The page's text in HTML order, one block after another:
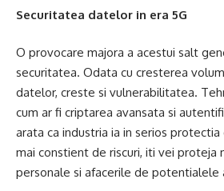
Securitatea datelor in era 5G
O provocare majora a acestui salt
securitatea. Odata cu cresterea
datelor, creste si vulnerabilitatea.
cum ar fi criptarea avansata si
arata ca industria ia in serios
mai constient de riscuri, iti vei proteja
personale si afacerile de potentialele